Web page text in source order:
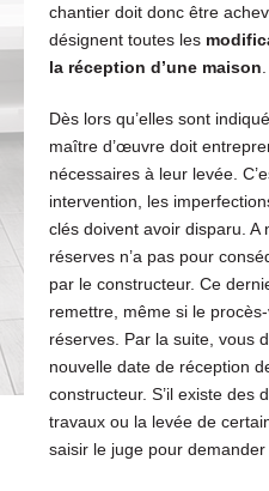
chantier doit donc être
désignent toutes les
la réception d’une maison
Dès lors qu’elles sont
maître d’œuvre doit
nécessaires à leur levée.
intervention, les
clés doivent avoir disparu. A
réserves n’a pas pour
par le constructeur. Ce
remettre, même si le
réserves. Par la suite, vous
nouvelle date de réception
constructeur. S’il existe des
travaux ou la levée de
saisir le juge pour demander